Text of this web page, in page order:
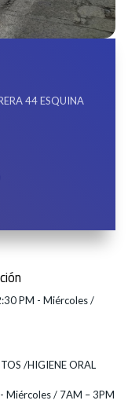
44 ESQUINA
PM - Miércoles /
/HIGIENE ORAL
Miércoles / 7AM – 3PM